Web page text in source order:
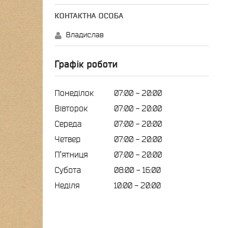
Владислав
Графік роботи
Понеділок 07:00
20:00
Вівторок
07:00
20:00
Середа
07:00
20:00
Четвер
07:00
20:00
Пʼятниця
07:00
20:00
Субота
08:00
16:00
Неділя
10:00 20:00